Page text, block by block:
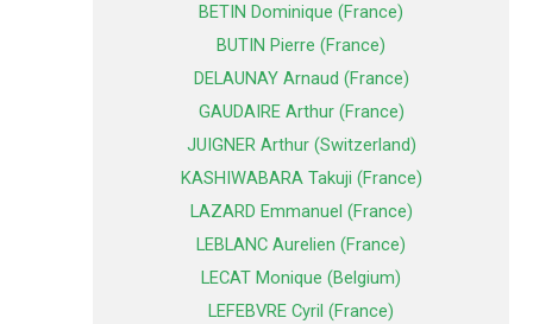
BETIN Dominique (France)
BUTIN Pierre (France)
DELAUNAY Arnaud (France)
GAUDAIRE Arthur (France)
JUIGNER Arthur (Switzerland)
KASHIWABARA Takuji (France)
LAZARD Emmanuel (France)
LEBLANC Aurelien (France)
LECAT Monique (Belgium)
LEFEBVRE Cyril (France)